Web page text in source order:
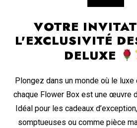
VOTRE
L'EXCLUSIVITÉ
DELUXE
Plongez dans un monde où le
chaque Flower Box est une œuvre
Idéal pour les cadeaux
somptueuses ou comme pièce